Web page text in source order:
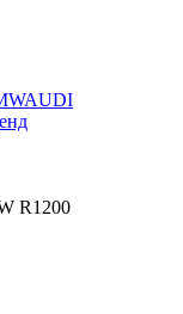
AUDI
R1200